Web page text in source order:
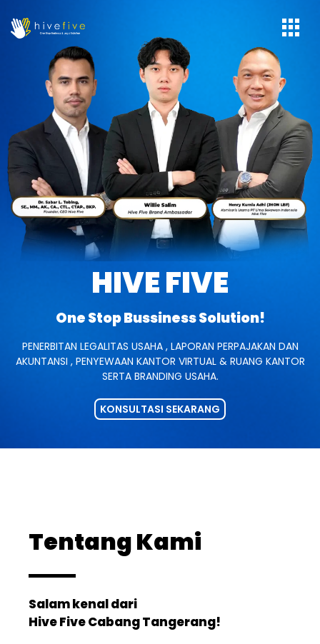
HIVE FIVE
One Stop Bussiness Solution!
PENERBITAN LEGALITAS USAHA , LAPORAN PERPAJAKAN DAN
AKUNTANSI , PENYEWAAN KANTOR VIRTUAL & RUANG KANTOR
SERTA BRANDING USAHA.
KONSULTASI SEKARANG
Tentang Kami
Salam kenal dari
Hive Five Cabang Tangerang!